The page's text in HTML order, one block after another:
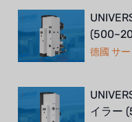
德國 サ
イラー